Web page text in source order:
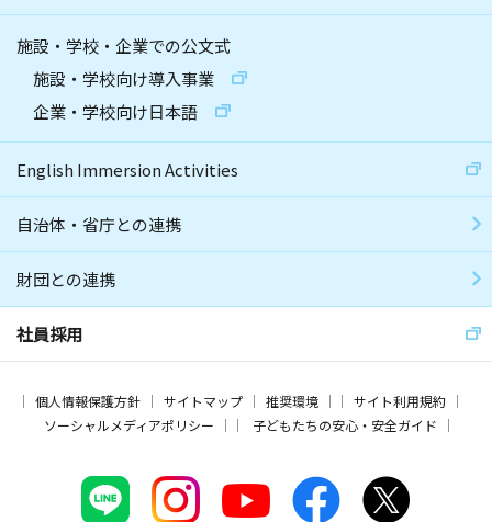
施設・学校・企業での公文式
施設・学校向け導入事業
企業・学校向け日本語
English Immersion Activities
自治体・省庁との連携
財団との連携
社員採用
個人情報保護方針 サイトマップ 推奨環境
サイト利用規約
ソーシャルメディアポリシー
子どもたちの安心・安全ガイド